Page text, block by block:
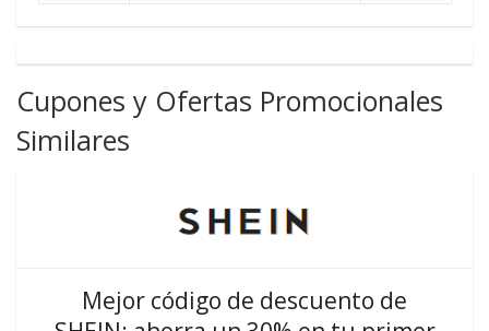
Cupones y Ofertas Promocionales
Similares
Mejor código de descuento de